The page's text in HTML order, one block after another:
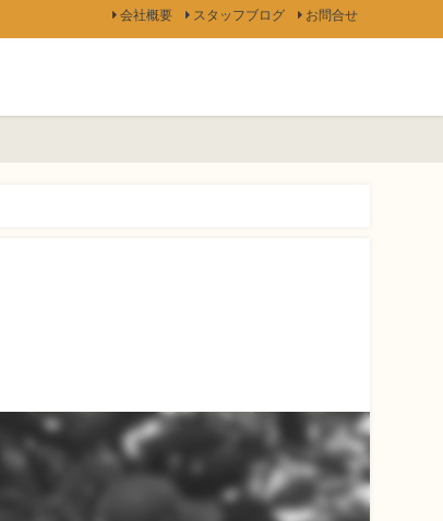
会社概要 スタッフブログ お問合せ